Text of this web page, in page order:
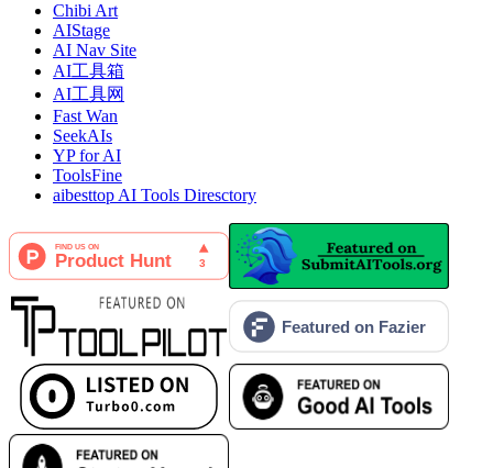
Chibi Art
AIStage
AI Nav Site
AI工具箱
AI工具网
Fast Wan
SeekAIs
YP for AI
ToolsFine
aibesttop AI Tools Diresctory